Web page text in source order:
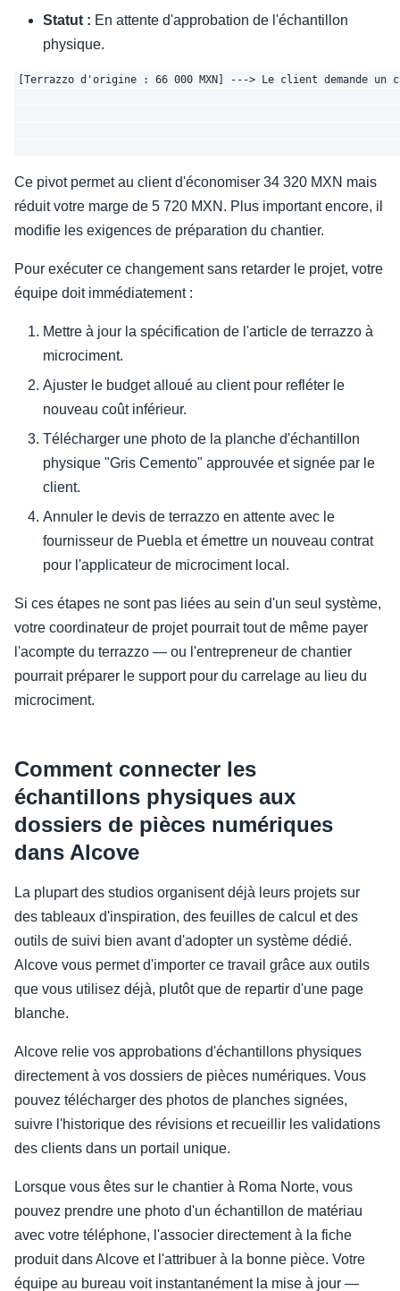
Statut : En attente d'approbation de l'échantillon
physique.
[Terrazzo d'origine : 66 000 MXN] ---> Le client demande un
Ce pivot permet au client d'économiser 34 320 MXN mais
réduit votre marge de 5 720 MXN. Plus important encore, il
modifie les exigences de préparation du chantier.
Pour exécuter ce changement sans retarder le projet, votre
équipe doit immédiatement :
Mettre à jour la spécification de l'article de terrazzo à
microciment.
Ajuster le budget alloué au client pour refléter le
nouveau coût inférieur.
Télécharger une photo de la planche d'échantillon
physique "Gris Cemento" approuvée et signée par le
client.
Annuler le devis de terrazzo en attente avec le
fournisseur de Puebla et émettre un nouveau contrat
pour l'applicateur de microciment local.
Si ces étapes ne sont pas liées au sein d'un seul système,
votre coordinateur de projet pourrait tout de même payer
l'acompte du terrazzo — ou l'entrepreneur de chantier
pourrait préparer le support pour du carrelage au lieu du
microciment.
Comment connecter les
échantillons physiques aux
dossiers de pièces numériques
dans Alcove
La plupart des studios organisent déjà leurs projets sur
des tableaux d'inspiration, des feuilles de calcul et des
outils de suivi bien avant d'adopter un système dédié.
Alcove vous permet d'importer ce travail grâce aux outils
que vous utilisez déjà, plutôt que de repartir d'une page
blanche.
Alcove relie vos approbations d'échantillons physiques
directement à vos dossiers de pièces numériques. Vous
pouvez télécharger des photos de planches signées,
suivre l'historique des révisions et recueillir les validations
des clients dans un portail unique.
Lorsque vous êtes sur le chantier à Roma Norte, vous
pouvez prendre une photo d'un échantillon de matériau
avec votre téléphone, l'associer directement à la fiche
produit dans Alcove et l'attribuer à la bonne pièce. Votre
équipe au bureau voit instantanément la mise à jour —